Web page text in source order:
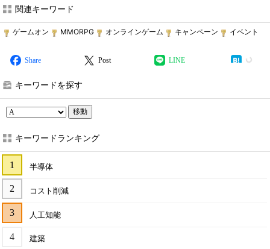
関連キーワード
ゲームオン MMORPG オンラインゲーム キャンペーン イベント
Share Post LINE
キーワードを探す
移動
キーワードランキング
半導体
コスト削減
人工知能
建築